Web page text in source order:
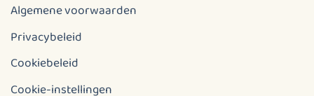
Algemene voorwaarden
Privacybeleid
Cookiebeleid
Cookie-instellingen